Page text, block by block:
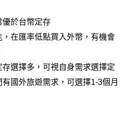
優於台幣定存
在匯率低點買入外幣，有機會
存選擇多，可視自身需求選擇定
國外旅遊需求，可選擇1-3個月